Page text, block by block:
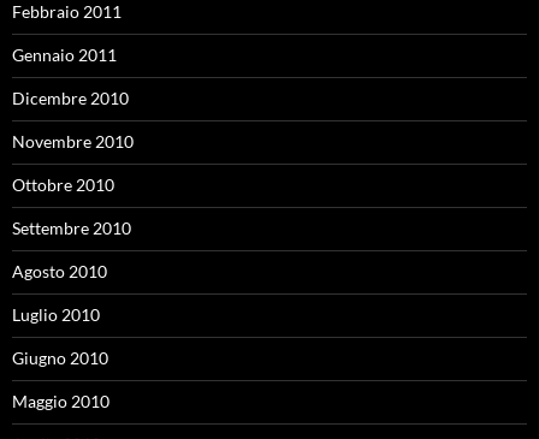
Febbraio 2011
Gennaio 2011
Dicembre 2010
Novembre 2010
Ottobre 2010
Settembre 2010
Agosto 2010
Luglio 2010
Giugno 2010
Maggio 2010